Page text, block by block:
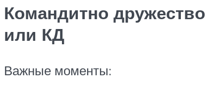
Командитно дружество
или КД
Важные моменты: